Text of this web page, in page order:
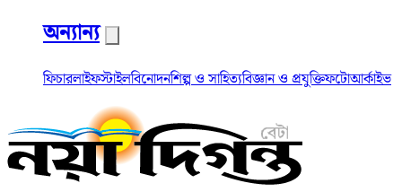
অন্যান্য
ফিচারলাইফস্টাইলবিনোদনশিল্প ও সাহিত্যবিজ্ঞান ও প্রযুক্তিফটোআর্কাইভ